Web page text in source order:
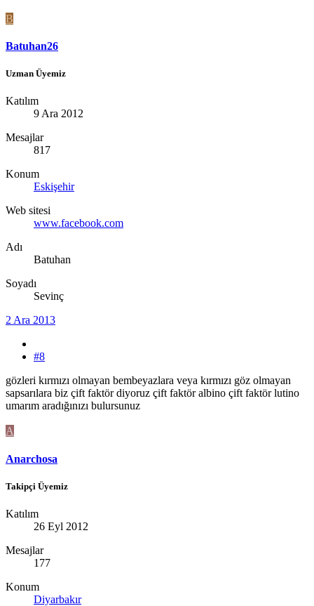
B
Batuhan26
Uzman Üyemiz
Katılım
9 Ara 2012
Mesajlar
817
Konum
Eskişehir
Web sitesi
www.facebook.com
Adı
Batuhan
Soyadı
Sevinç
2 Ara 2013
#8
gözleri kırmızı olmayan bembeyazlara veya kırmızı göz olmayan
sapsarılara biz çift faktör diyoruz çift faktör albino çift faktör lutino
umarım aradığınızı bulursunuz
A
Anarchosa
Takipçi Üyemiz
Katılım
26 Eyl 2012
Mesajlar
177
Konum
Diyarbakır